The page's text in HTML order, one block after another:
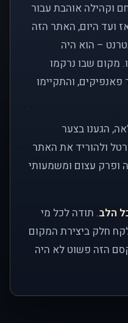
וקהילה אוהבת עבור
ועד היום, האתר הזה
– הוא היה
מקום שבו נרקמו
פאנפיקים, והתקיימו
הגענו בצער
ולהוריד את האתר
ופרק עצום ומשמעותי
הלב. תודה לכל מי
חלק ביצירת המקום
הזה פשוט לא היה